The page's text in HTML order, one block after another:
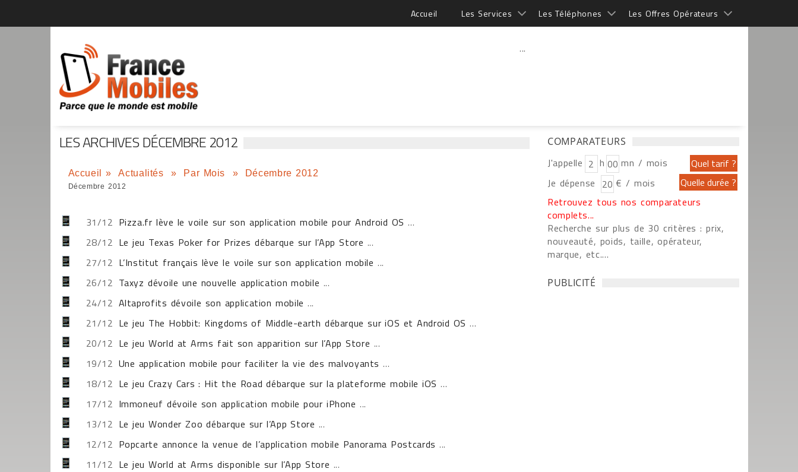
Accueil Les Services Les Téléphones Les Offres Opérateurs
...
LES ARCHIVES DÉCEMBRE 2012
Accueil » Actualités » Par Mois » Décembre 2012
Décembre 2012
31/12 Pizza.fr lève le voile sur son application mobile pour Android OS ...
28/12 Le jeu Texas Poker for Prizes débarque sur l’App Store ...
27/12 L’Institut français lève le voile sur son application mobile ...
26/12 Taxyz dévoile une nouvelle application mobile ...
24/12 Altaprofits dévoile son application mobile ...
21/12 Le jeu The Hobbit: Kingdoms of Middle-earth débarque sur iOS et Android OS ...
20/12 Le jeu World at Arms fait son apparition sur l’App Store ...
19/12 Une application mobile pour faciliter la vie des malvoyants ...
18/12 Le jeu Crazy Cars : Hit the Road débarque sur la plateforme mobile iOS ...
17/12 Immoneuf dévoile son application mobile pour iPhone ...
13/12 Le jeu Wonder Zoo débarque sur l’App Store ...
12/12 Popcarte annonce la venue de l’application mobile Panorama Postcards ...
11/12 Le jeu World at Arms disponible sur l’App Store ...
COMPARATEURS
J'appelle h
mn / mois
Je dépense
€ / mois
Retrouvez tous nos comparateurs
complets...
Recherche sur plus de 30 critères : prix,
nouveauté, poids, taille, opérateur,
marque, etc....
PUBLICITÉ